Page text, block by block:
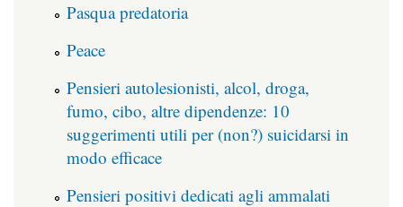
Pasqua predatoria
Peace
Pensieri autolesionisti, alcol, droga,
fumo, cibo, altre dipendenze: 10
suggerimenti utili per (non?) suicidarsi in
modo efficace
Pensieri positivi dedicati agli ammalati